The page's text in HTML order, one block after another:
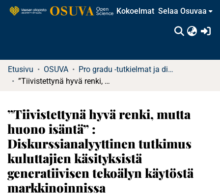
Kokoelmat Selaa Osuvaa
Etusivu OSUVA
Pro gradu -tutkielmat ja diplomityöt
”Tiivistettynä hyvä renki, mutta huono isäntä” : Diskurssianalyyttinen tutkimus kuluttajien käsityksistä generatiivisen tekoälyn käytöstä markkinoinnissa
”Tiivistettynä hyvä renki, mutta
huono isäntä” :
Diskurssianalyyttinen tutkimus
kuluttajien käsityksistä
generatiivisen tekoälyn käytöstä
markkinoinnissa